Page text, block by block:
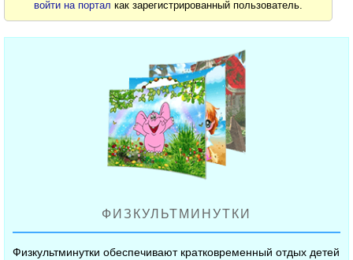
войти на портал как зарегистрированный пользователь.
ФИЗКУЛЬТМИНУТКИ
Физкультминутки обеспечивают кратковременный отдых детей